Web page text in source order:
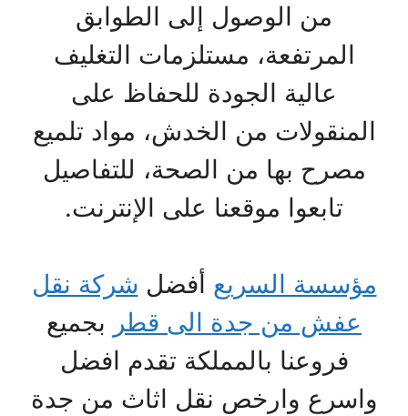
من الوصول إلى الطوابق
المرتفعة، مستلزمات التغليف
عالية الجودة للحفاظ على
المنقولات من الخدش، مواد تلميع
مصرح بها من الصحة، للتفاصيل
تابعوا موقعنا على الإنترنت.
مؤسسة السريع أفضل شركة نقل
عفش من جدة الى قطر بجميع
فروعنا بالمملكة تقدم افضل
واسرع وارخص نقل اثاث من جدة